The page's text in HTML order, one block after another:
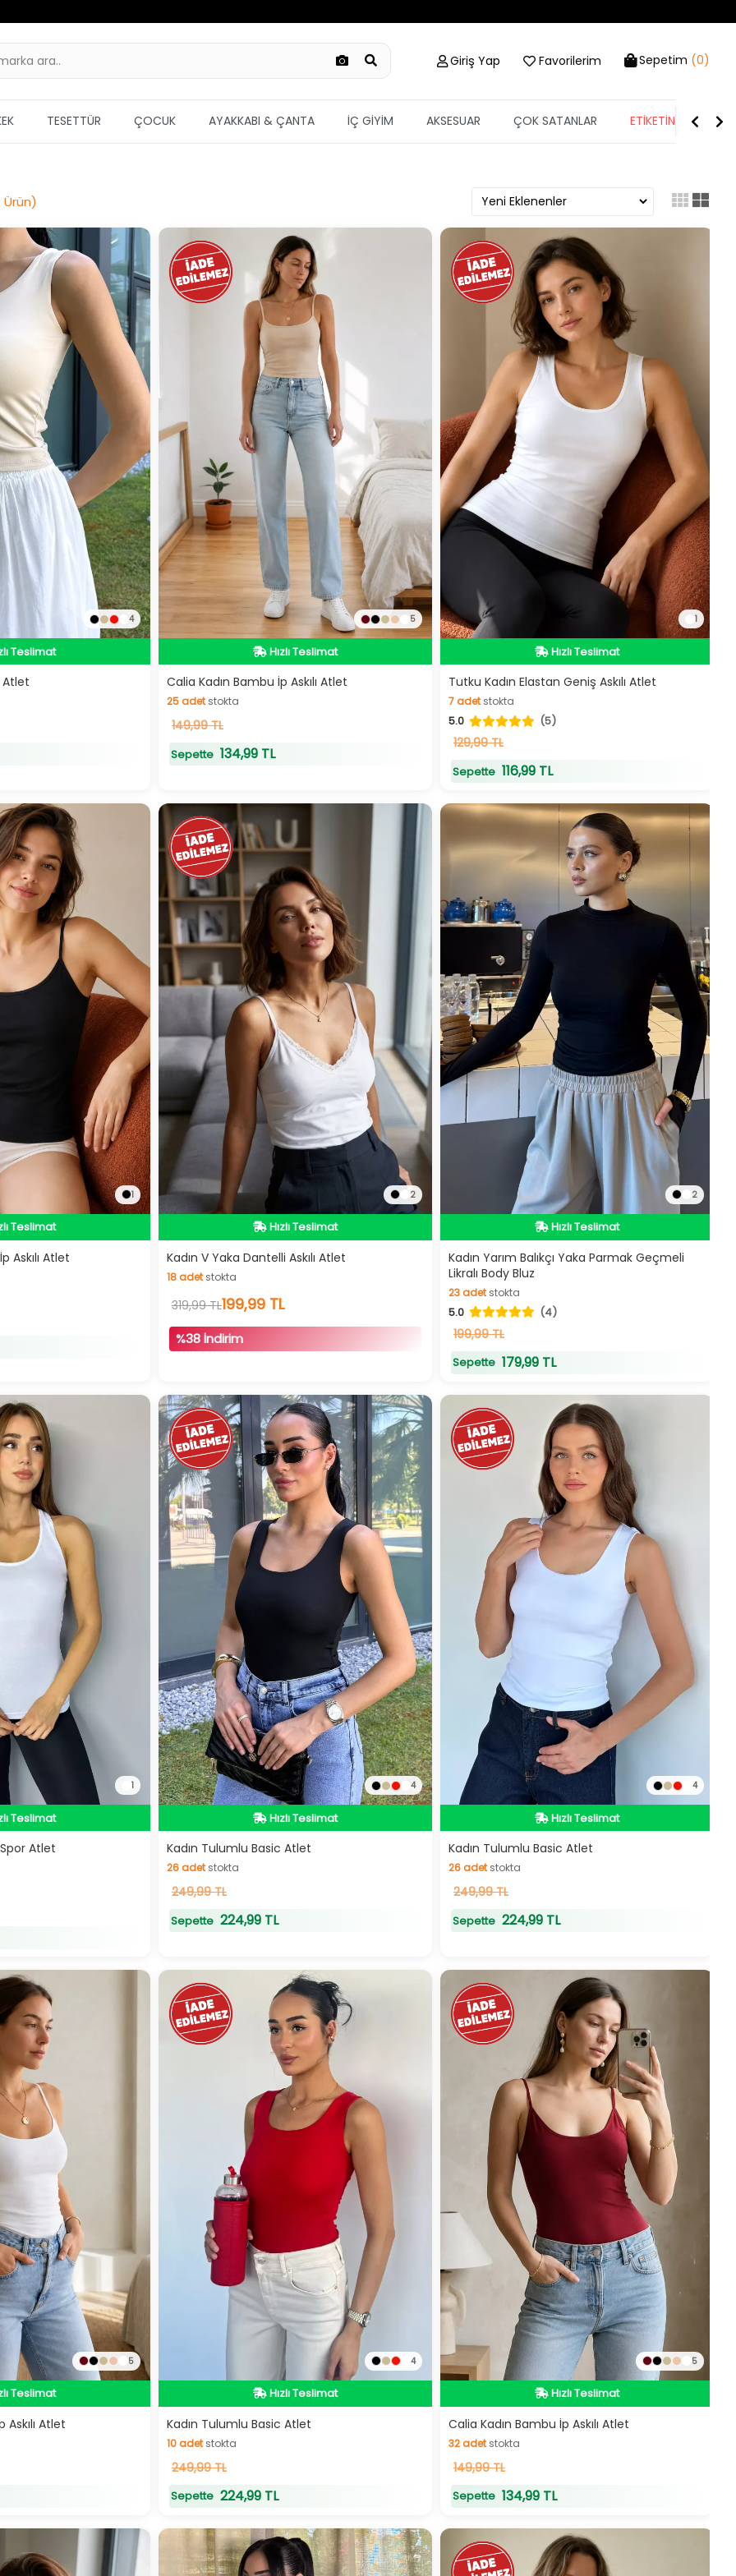
Giriş Yap Favorilerim Sepetim (0)
TESETTÜR ÇOCUK AYAKKABI & ÇANTA İÇ GİYİM AKSESUAR ÇOK SATANLAR ETİKETİN YARISI
Ürün)
4
Teslimat
Teslimat
Atlet
5
Hızlı Teslimat
Hızlı Teslimat
Calia Kadın Bambu İp Askılı Atlet
25adetstokta
25adetstokta
149,99 TL
Sepette134,99 TL
1
Hızlı Teslimat
Hızlı Teslimat
Tutku Kadın Elastan Geniş Askılı Atlet
7adetstokta
7adetstokta
5.0 (5)
129,99 TL
Sepette116,99 TL
1
Teslimat
Teslimat
Askılı Atlet
2
İndirimli Ürün
Hızlı Teslimat
Kadın V Yaka Dantelli Askılı Atlet
18adetstokta
18adetstokta
319,99 TL199,99 TL
%38 İndirim
2
Hızlı Teslimat
Hızlı Teslimat
Kadın Yarım Balıkçı Yaka Parmak Geçmeli
Likralı Body Bluz
23adetstokta
23adetstokta
5.0 (4)
199,99 TL
Sepette179,99 TL
1
Teslimat
Teslimat
Atlet
4
Hızlı Teslimat
Hızlı Teslimat
Kadın Tulumlu Basic Atlet
26adetstokta
26adetstokta
249,99 TL
Sepette224,99 TL
4
Hızlı Teslimat
Hızlı Teslimat
Kadın Tulumlu Basic Atlet
26adetstokta
26adetstokta
249,99 TL
Sepette224,99 TL
5
Teslimat
Teslimat
Atlet
4
Hızlı Teslimat
Hızlı Teslimat
Kadın Tulumlu Basic Atlet
10adetstokta
10adetstokta
249,99 TL
Sepette224,99 TL
5
Hızlı Teslimat
Hızlı Teslimat
Calia Kadın Bambu İp Askılı Atlet
32adetstokta
32adetstokta
149,99 TL
Sepette134,99 TL